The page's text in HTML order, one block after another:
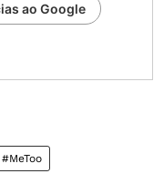
ao Google
#MeToo